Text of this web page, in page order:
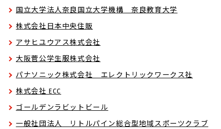
国立大学法人奈良国立大学機構 奈良教育大学
株式会社日本中央住販
アサヒユウアス株式会社
大阪菅公学生服株式会社
パナソニック株式会社 エレクトリックワークス社
株式会社 ECC
ゴールデンラビットビール
一般社団法人 リトルパイン総合型地域スポーツクラブ